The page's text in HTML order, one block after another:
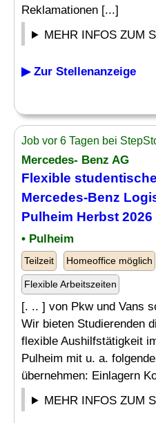
Reklamationen [...]
MEHR INFOS ZUM
▶ Zur Stellenanzeige
Job vor 6 Tagen bei
Mercedes- Benz AG
Flexible studentische
Mercedes-Benz
Pulheim Herbst 2026
• Pulheim
Teilzeit Homeoffice möglich
Flexible Arbeitszeiten
[. .. ] von Pkw und Vans
Wir bieten Studierenden
flexible Aushilfstätigkeit
Pulheim mit u. a.
übernehmen: Einlagern
MEHR INFOS ZUM